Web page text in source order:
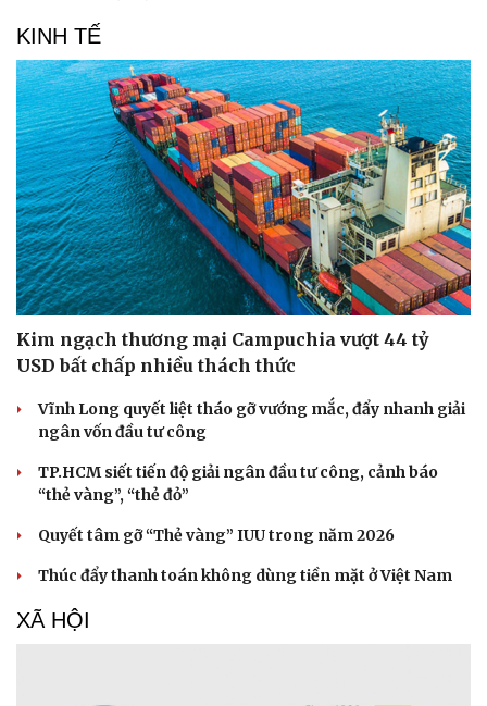
Sân khấu - Điện ảnh
Văn học
Âm nhạc
Di sản
Sao Việt
KINH TẾ
Kim ngạch thương mại Campuchia vượt 44 tỷ
USD bất chấp nhiều thách thức
Vĩnh Long quyết liệt tháo gỡ vướng mắc, đẩy nhanh giải
ngân vốn đầu tư công
TP.HCM siết tiến độ giải ngân đầu tư công, cảnh báo
“thẻ vàng”, “thẻ đỏ”
Quyết tâm gỡ “Thẻ vàng” IUU trong năm 2026
Thúc đẩy thanh toán không dùng tiền mặt ở Việt Nam
XÃ HỘI